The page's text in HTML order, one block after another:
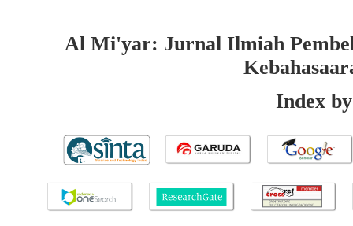
Al Mi'yar: Jurnal Ilmiah
Index by